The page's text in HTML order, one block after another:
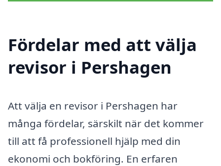
Fördelar med att välja
revisor i Pershagen
Att välja en revisor i Pershagen har
många fördelar, särskilt när det kommer
till att få professionell hjälp med din
ekonomi och bokföring. En erfaren